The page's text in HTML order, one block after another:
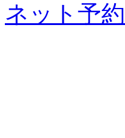
ネット予約